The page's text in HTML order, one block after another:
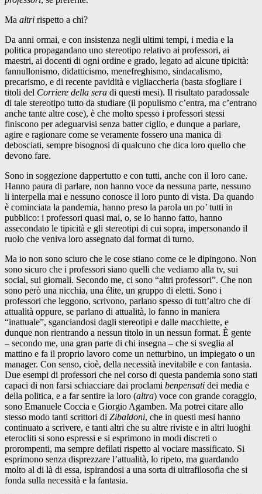
Ma altri rispetto a chi?
Da anni ormai, e con insistenza negli ultimi tempi, i media e la
politica propagandano uno stereotipo relativo ai professori, ai
maestri, ai docenti di ogni ordine e grado, legato ad alcune tipicità:
fannullonismo, didatticismo, menefreghismo, sindacalismo,
precarismo, e di recente pavidità e vigliaccheria (basta sfogliare i
titoli del Corriere della sera di questi mesi). Il risultato paradossale
di tale stereotipo tutto da studiare (il populismo c’entra, ma c’entrano
anche tante altre cose), è che molto spesso i professori stessi
finiscono per adeguarvisi senza batter ciglio, e dunque a parlare,
agire e ragionare come se veramente fossero una manica di
debosciati, sempre bisognosi di qualcuno che dica loro quello che
devono fare.
Sono in soggezione dappertutto e con tutti, anche con il loro cane.
Hanno paura di parlare, non hanno voce da nessuna parte, nessuno
li interpella mai e nessuno conosce il loro punto di vista. Da quando
è cominciata la pandemia, hanno preso la parola un po’ tutti in
pubblico: i professori quasi mai, o, se lo hanno fatto, hanno
assecondato le tipicità e gli stereotipi di cui sopra, impersonando il
ruolo che veniva loro assegnato dal format di turno.
Ma io non sono sciuro che le cose stiano come ce le dipingono. Non
sono sicuro che i professori siano quelli che vediamo alla tv, sui
social, sui giornali. Secondo me, ci sono “altri professori”. Che non
sono però una nicchia, una élite, un gruppo di eletti. Sono i
professori che leggono, scrivono, parlano spesso di tutt’altro che di
attualità oppure, se parlano di attualità, lo fanno in maniera
“inattuale”, sganciandosi dagli stereotipi e dalle macchiette, e
dunque non rientrando a nessun titolo in un nessun format. È gente
– secondo me, una gran parte di chi insegna – che si sveglia al
mattino e fa il proprio lavoro come un netturbino, un impiegato o un
manager. Con senso, cioè, della necessità inevitabile e con fantasia.
Due esempi di professori che nel corso di questa pandemia sono stati
capaci di non farsi schiacciare dai proclami benpensati dei media e
della politica, e a far sentire la loro (altra) voce con grande coraggio,
sono Emanuele Coccia e Giorgio Agamben. Ma potrei citare allo
stesso modo tanti scrittori di Zibaldoni, che in questi mesi hanno
continuato a scrivere, e tanti altri che su altre riviste e in altri luoghi
eterocliti si sono espressi e si esprimono in modi discreti o
prorompenti, ma sempre defilati rispetto al vociare massificato. Si
esprimono senza disprezzare l’attualità, lo ripeto, ma guardando
molto al di là di essa, ispirandosi a una sorta di ultrafilosofia che si
fonda sulla necessità e la fantasia.